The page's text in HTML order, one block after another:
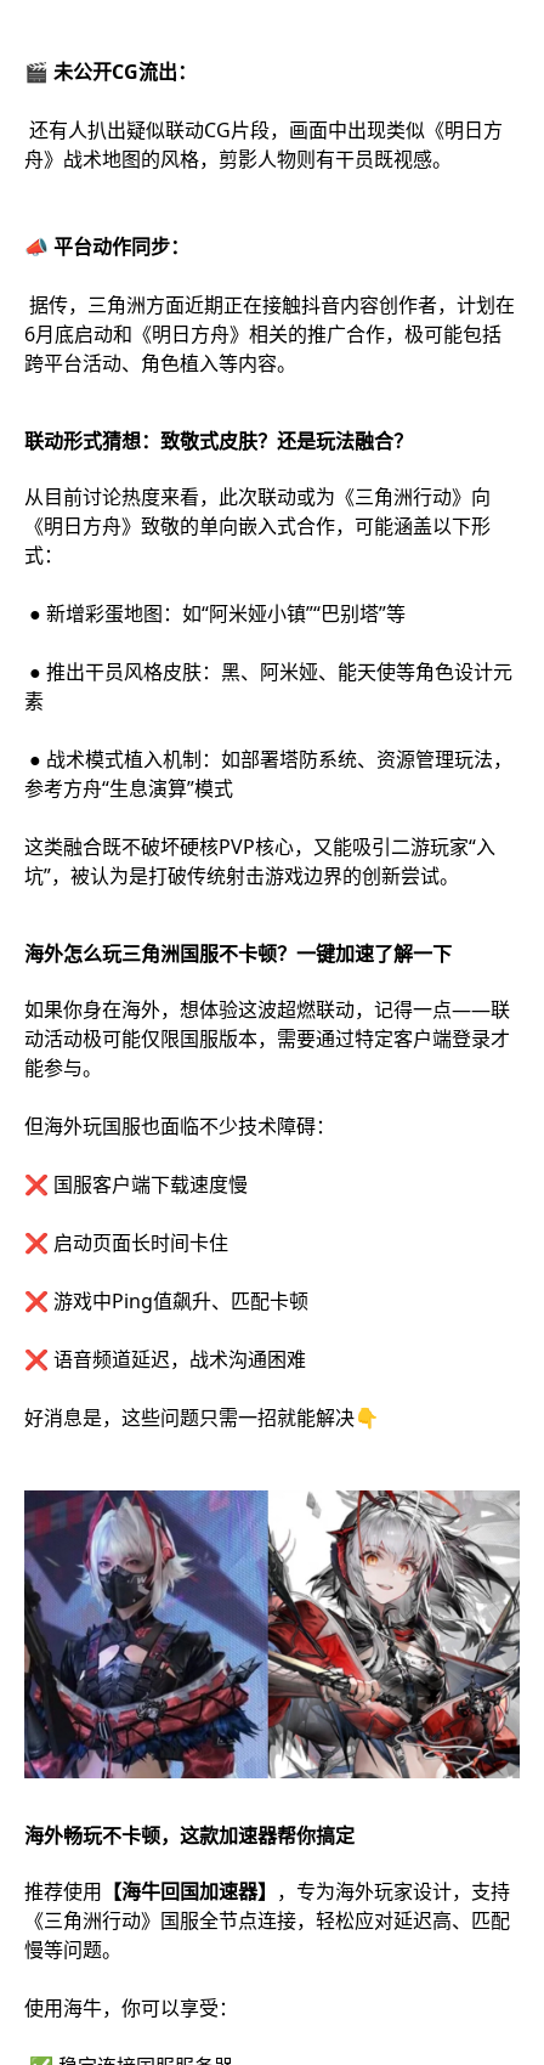
🎬 未公开CG流出：
还有人扒出疑似联动CG片段，画面中出现类似《明日方
舟》战术地图的风格，剪影人物则有干员既视感。
📣 平台动作同步：
据传，三角洲方面近期正在接触抖音内容创作者，计划在
6月底启动和《明日方舟》相关的推广合作，极可能包括
跨平台活动、角色植入等内容。
联动形式猜想：致敬式皮肤？还是玩法融合？
从目前讨论热度来看，此次联动或为《三角洲行动》向
《明日方舟》致敬的单向嵌入式合作，可能涵盖以下形
式：
● 新增彩蛋地图：如“阿米娅小镇”“巴别塔”等
● 推出干员风格皮肤：黑、阿米娅、能天使等角色设计元
素
● 战术模式植入机制：如部署塔防系统、资源管理玩法，
参考方舟“生息演算”模式
这类融合既不破坏硬核PVP核心，又能吸引二游玩家“入
坑”，被认为是打破传统射击游戏边界的创新尝试。
海外怎么玩三角洲国服不卡顿？一键加速了解一下
如果你身在海外，想体验这波超燃联动，记得一点——联
动活动极可能仅限国服版本，需要通过特定客户端登录才
能参与。
但海外玩国服也面临不少技术障碍：
❌ 国服客户端下载速度慢
❌ 启动页面长时间卡住
❌ 游戏中Ping值飙升、匹配卡顿
❌ 语音频道延迟，战术沟通困难
好消息是，这些问题只需一招就能解决👇
海外畅玩不卡顿，这款加速器帮你搞定
推荐使用 【海牛回国加速器】 ，专为海外玩家设计，支持
《三角洲行动》国服全节点连接，轻松应对延迟高、匹配
慢等问题。
使用海牛，你可以享受：